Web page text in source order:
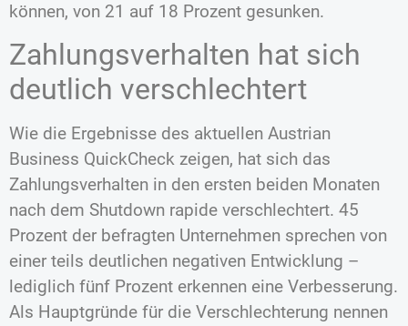
können, von 21 auf 18 Prozent gesunken.
Zahlungsverhalten hat sich
deutlich verschlechtert
Wie die Ergebnisse des aktuellen Austrian
Business QuickCheck zeigen, hat sich das
Zahlungsverhalten in den ersten beiden Monaten
nach dem Shutdown rapide verschlechtert. 45
Prozent der befragten Unternehmen sprechen von
einer teils deutlichen negativen Entwicklung –
lediglich fünf Prozent erkennen eine Verbesserung.
Als Hauptgründe für die Verschlechterung nennen